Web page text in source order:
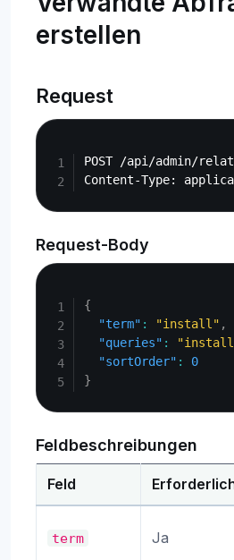
erstellen
Request
POST /api/admin/
Request-Body
{
"term" : "install" ,
"queries" :
"sortOrder" :
0
}
Feldbeschreibungen
Feld
term Ja